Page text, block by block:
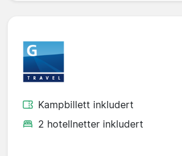
Kampbillett inkludert
2 hotellnetter inkludert